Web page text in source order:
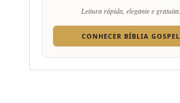
Leitura rápida, elegante e gratuita.
CONHECER BÍBLIA GOSPEL